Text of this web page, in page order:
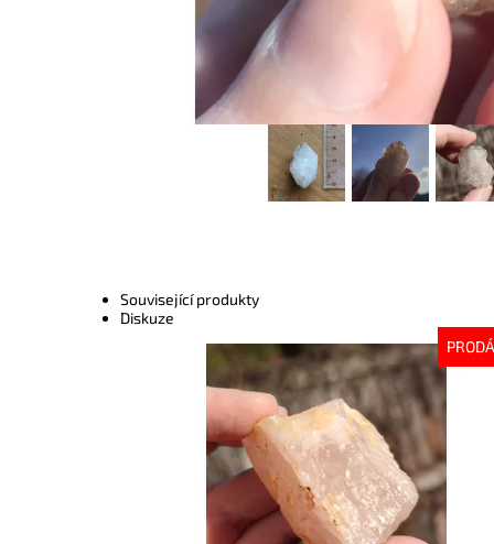
Související produkty
Diskuze
Dostupnost:
Vyprodáno
9329